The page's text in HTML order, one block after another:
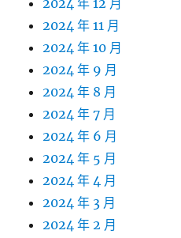
2024 年 12 月
2024 年 11 月
2024 年 10 月
2024 年 9 月
2024 年 8 月
2024 年 7 月
2024 年 6 月
2024 年 5 月
2024 年 4 月
2024 年 3 月
2024 年 2 月